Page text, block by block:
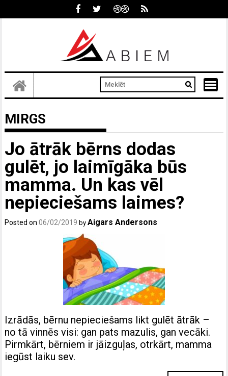
MIRGS
Jo ātrāk bērns dodas
gulēt, jo laimīgāka būs
mamma. Un kas vēl
nepieciešams laimes?
Posted on06/02/2019 byAigars Andersons
Izrādās, bērnu nepieciešams likt gulēt ātrāk –
no tā vinnēs visi: gan pats mazulis, gan vecāki.
Pirmkārt, bērniem ir jāizguļas, otrkārt, mamma
iegūst laiku sev.